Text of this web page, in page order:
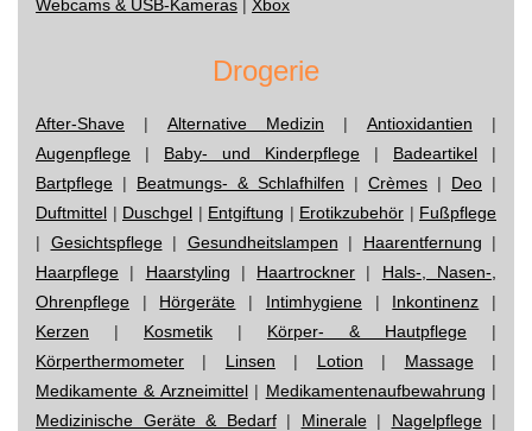
Webcams & USB-Kameras Xbox
Drogerie
After-Shave | Alternative Medizin | Antioxidantien |
Augenpflege | Baby- und Kinderpflege | Badeartikel |
Bartpflege | Beatmungs- & Schlafhilfen | Crèmes | Deo |
Duftmittel | Duschgel | Entgiftung | Erotikzubehör | Fußpflege
| Gesichtspflege| Gesundheitslampen | Haarentfernung |
Haarpflege | Haarstyling | Haartrockner | Hals-, Nasen-,
Ohrenpflege | Hörgeräte | Intimhygiene| Inkontinenz |
Kerzen | Kosmetik | Körper- & Hautpflege |
Körperthermometer | Linsen | Lotion | Massage|
Medikamente & Arzneimittel| Medikamentenaufbewahrung |
Medizinische Geräte & Bedarf| Minerale| Nagelpflege|